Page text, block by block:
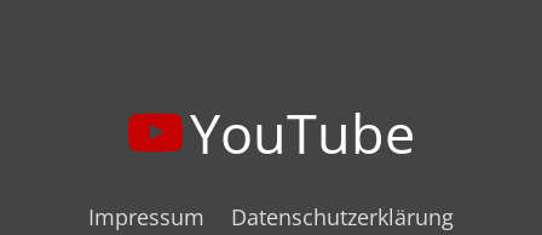
YouTube
Impressum Datenschutzerklärung